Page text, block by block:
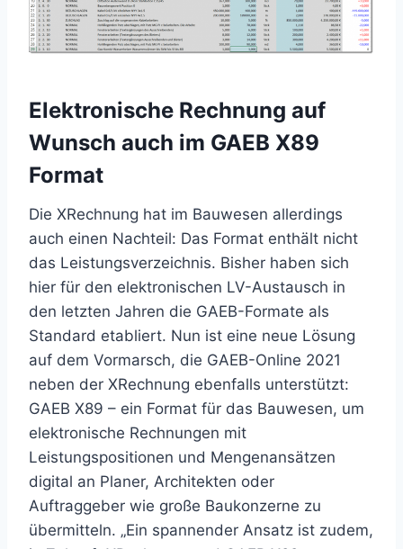
Elektronische Rechnung auf
Wunsch auch im GAEB X89
Format
Die XRechnung hat im Bauwesen allerdings
auch einen Nachteil: Das Format enthält nicht
das Leistungsverzeichnis. Bisher haben sich
hier für den elektronischen LV-Austausch in
den letzten Jahren die GAEB-Formate als
Standard etabliert. Nun ist eine neue Lösung
auf dem Vormarsch, die GAEB-Online 2021
neben der XRechnung ebenfalls unterstützt:
GAEB X89 – ein Format für das Bauwesen, um
elektronische Rechnungen mit
Leistungspositionen und Mengenansätzen
digital an Planer, Architekten oder
Auftraggeber wie große Baukonzerne zu
übermitteln. „Ein spannender Ansatz ist zudem,